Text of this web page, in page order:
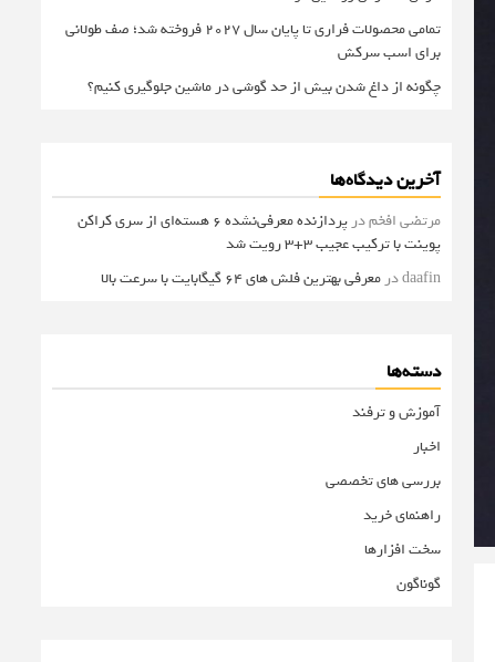
تمامی محصولات فراری تا پایان سال ۲۰۲۷ فروخته شد؛ صف طولانی
برای اسب سرکش
چگونه از داغ شدن بیش از حد گوشی در ماشین جلوگیری کنیم؟
آخرین دیدگاه‌ها
مرتضی افخمدر
پردازنده معرفی‌نشده 6 هسته‌ای از سری کراکن
پوینت با ترکیب عجیب 3+3 رویت شد
daafinدر معرفی بهترین فلش های 64 گیگابایت با سرعت بالا
دسته‌ها
آموزش و ترفند
اخبار
بررسی های تخصصی
راهنمای خرید
سخت افزارها
گوناگون